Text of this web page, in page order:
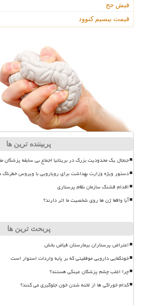
فیش حج
قیمت بیسیم کنوود
پربیننده ترین ها
جنجال یک محدودیت بزرگ در بریتانیا اجماع بی سابقه پزشکان
دستور ویژه وزارت بهداشت برای رویارویی با ویروس خطرناک
اقدام قشنگ سازمان نظام پرستاری
آیا واقعا ژن ها روی شخصیت ما اثر دارند؟
پربحث ترین ها
اعتراض پرستاران بیمارستان فیاض بخش
خودکفایی دارویی موفقیتی که بر پایه واردات استوار است
چرا اغلب چشم پزشکان عینکی هستند؟
کدام خوراکی ها از لخته شدن خون جلوگیری می کنند؟